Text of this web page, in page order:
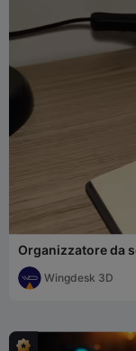
Organizzatore da
liberamente)
Wingdesk 3D